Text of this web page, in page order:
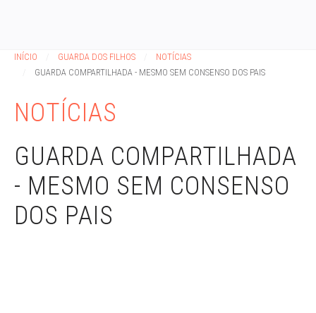
INÍCIO GUARDA DOS FILHOS
NOTÍCIAS
GUARDA COMPARTILHADA - MESMO SEM CONSENSO DOS PAIS
NOTÍCIAS
GUARDA COMPARTILHADA
- MESMO SEM CONSENSO
DOS PAIS